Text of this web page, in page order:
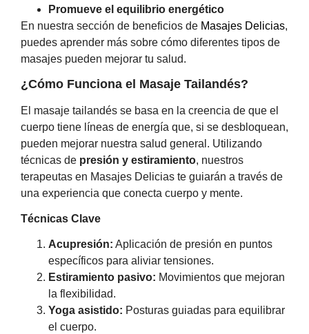
Promueve el equilibrio energético
En nuestra sección de beneficios de Masajes Delicias,
puedes aprender más sobre cómo diferentes tipos de
masajes pueden mejorar tu salud.
¿Cómo Funciona el Masaje Tailandés?
El masaje tailandés se basa en la creencia de que el
cuerpo tiene líneas de energía que, si se desbloquean,
pueden mejorar nuestra salud general. Utilizando
técnicas de presión y estiramiento, nuestros
terapeutas en Masajes Delicias te guiarán a través de
una experiencia que conecta cuerpo y mente.
Técnicas Clave
Acupresión: Aplicación de presión en puntos
específicos para aliviar tensiones.
Estiramiento pasivo: Movimientos que mejoran
la flexibilidad.
Yoga asistido: Posturas guiadas para equilibrar
el cuerpo.